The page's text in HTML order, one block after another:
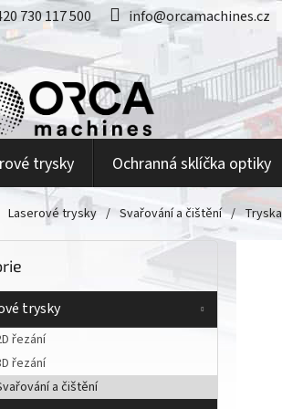
730 117 500 info@orcamachines.cz
trysky Ochranná sklíčka optiky
Laserové trysky / Svařování a čištění /
trysky
řezání
řezání
a čištění